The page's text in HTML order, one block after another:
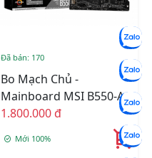
Đã bán: 170
Bo Mạch Chủ -
Mainboard MSI B550-A
PRO
1.800.000 đ
Mới 100%